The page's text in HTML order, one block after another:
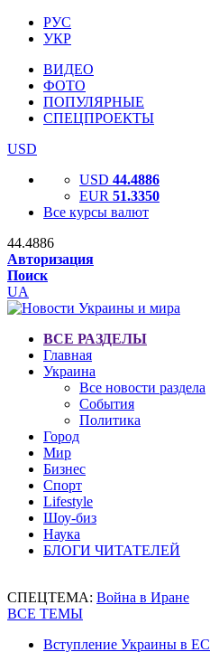
РУС
УКР
ВИДЕО
ФОТО
ПОПУЛЯРНЫЕ
СПЕЦПРОЕКТЫ
USD
USD 44.4886
EUR 51.3350
Все курсы валют
44.4886
Авторизация
Поиск
UA
ВСЕ РАЗДЕЛЫ
Главная
Украина
Все новости раздела
События
Политика
Город
Мир
Бизнес
Спорт
Lifestyle
Шоу-биз
Наука
БЛОГИ ЧИТАТЕЛЕЙ
СПЕЦТЕМА: Война в Иране
ВСЕ ТЕМЫ
Вступление Украины в ЕС